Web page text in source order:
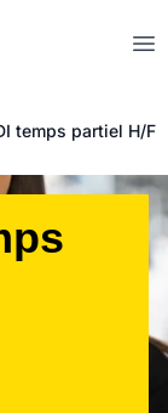
temps partiel H/F